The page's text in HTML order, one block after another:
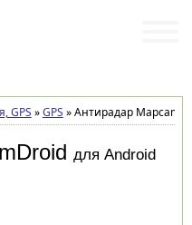
GPS »GPS »Антирадар
для Android